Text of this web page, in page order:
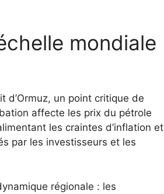
mondiale
d’Ormuz, un point critique de
affecte les prix du pétrole
les craintes d’inflation et
par les investisseurs et les
régionale : les